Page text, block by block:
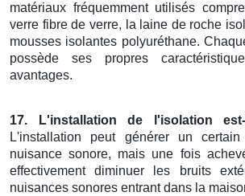
matériaux fréquemment utilisés
verre fibre de verre, la laine de roche
mousses isolantes polyuréthane.
possède ses propres
avantages.
17. L'installation de l'isolation
L'installation peut générer un
nuisance sonore, mais une fois
effectivement diminuer les bruits
nuisances sonores entrant dans la